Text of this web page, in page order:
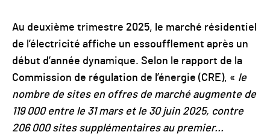
Au deuxième trimestre 2025, le marché résidentiel
de l’électricité affiche un essoufflement après un
début d’année dynamique. Selon le rapport de la
Commission de régulation de l’énergie (CRE), « le
nombre de sites en offres de marché augmente de
119 000 entre le 31 mars et le 30 juin 2025, contre
206 000 sites supplémentaires au premier...